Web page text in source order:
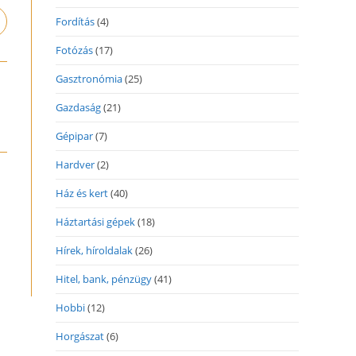
Fordítás(4)
Fotózás(17)
Gasztronómia(25)
Gazdaság(21)
Gépipar(7)
Hardver(2)
Ház és kert(40)
Háztartási gépek(18)
Hírek, híroldalak(26)
Hitel, bank, pénzügy(41)
Hobbi(12)
Horgászat(6)